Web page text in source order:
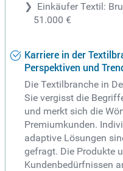
Einkäufer Textil:
51.000 €
Karriere in der
Perspektiven und
Die Textilbranche in
Sie vergisst die
und merkt sich die
Premiumkunden.
adaptive Lösungen
gefragt. Die Produkte
Kundenbedürfnissen